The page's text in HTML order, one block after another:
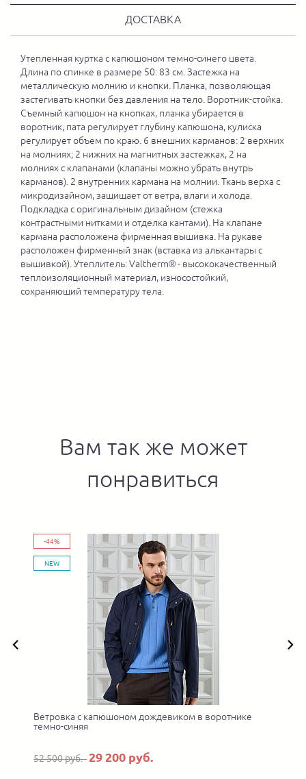
ДОСТАВКА
Утепленная куртка с капюшоном темно-синего цвета.
Длина по спинке в размере 50: 83 см. Застежка на
металлическую молнию и кнопки. Планка, позволяющая
застегивать кнопки без давления на тело. Воротник-стойка.
Съемный капюшон на кнопках, планка убирается в
воротник, пата регулирует глубину капюшона, кулиска
регулирует объем по краю. 6 внешних карманов: 2 верхних
на молниях; 2 нижних на магнитных застежках, 2 на
молниях с клапанами (клапаны можно убрать внутрь
карманов). 2 внутренних кармана на молнии. Ткань верха с
микродизайном, защищает от ветра, влаги и холода.
Подкладка с оригинальным дизайном (стежка
контрастными нитками и отделка кантами). На клапане
кармана расположена фирменная вышивка. На рукаве
расположен фирменный знак (вставка из алькантары с
вышивкой). Утеплитель: Valtherm® - высококачественный
теплоизоляционный материал, износостойкий,
сохраняющий температуру тела.
Вам так же может
понравиться
-44%
NEW
Ветровка с капюшоном дождевиком в воротнике
темно-синяя
52 500 руб. 29 200 руб.